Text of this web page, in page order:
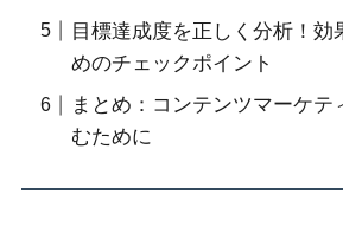
目標達成度を正しく分析！効
めのチェックポイント
まとめ：コンテンツマーケテ
むために